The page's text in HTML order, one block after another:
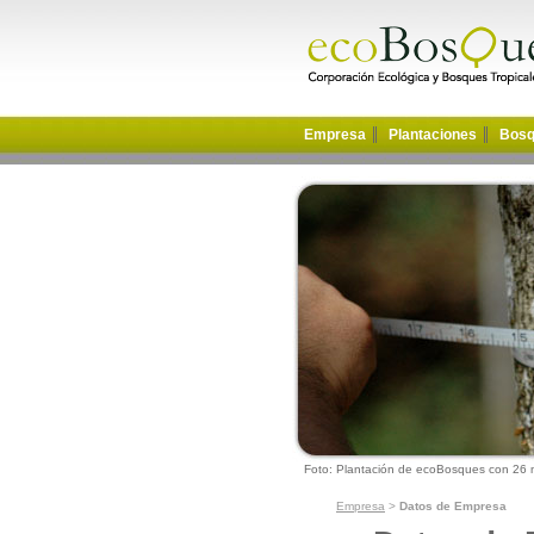
Empresa Plantaciones
Foto: Plantación de ecoBosques con 26
Empresa > Datos de Empresa